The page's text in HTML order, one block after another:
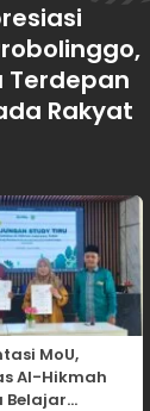
Terdepan
Rakyat
MoU,
Al-Hikmah
Belajar